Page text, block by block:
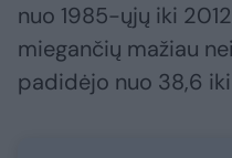
nuo 1985-ųjų iki
miegančių mažiau
padidėjo nuo 38,6